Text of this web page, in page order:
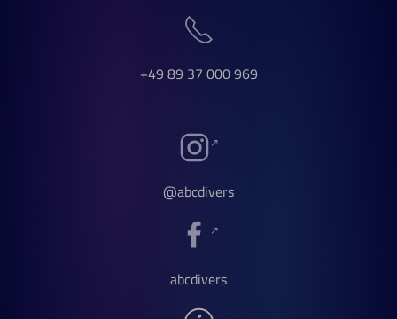
+49 89 37 000 969
@abcdivers
abcdivers